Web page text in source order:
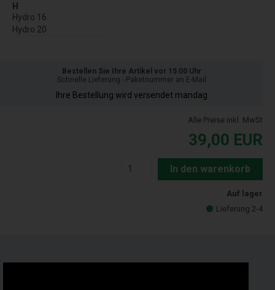
H
Hydro 16
Hydro 20
Bestellen Sie Ihre Artikel vor 15:00 Uhr
Schnelle Lieferung - Paketnummer an E-Mail
Ihre Bestellung wird versendet mandag
Alle Preise inkl. MwSt
39,00 EUR
In den warenkorb
Auf lager
Lieferung 2-4